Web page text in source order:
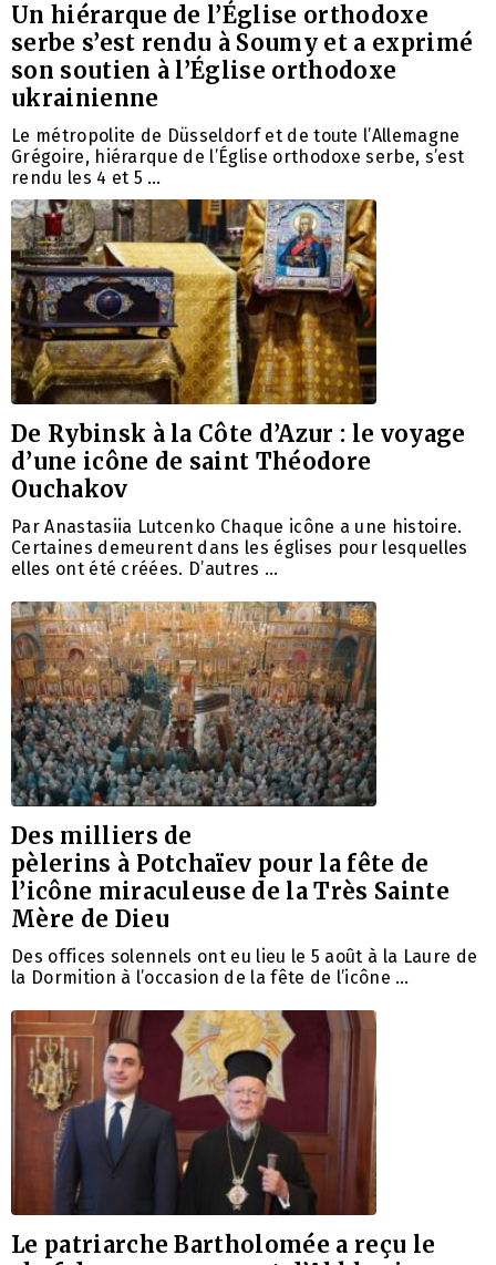
Un hiérarque de l’Église orthodoxe
serbe s’est rendu à Soumy et a exprimé
son soutien à l’Église orthodoxe
ukrainienne
Le métropolite de Düsseldorf et de toute l’Allemagne
Grégoire, hiérarque de l’Église orthodoxe serbe, s’est
rendu les 4 et 5 …
De Rybinsk à la Côte d’Azur : le voyage
d’une icône de saint Théodore
Ouchakov
Par Anastasiia Lutcenko Chaque icône a une histoire.
Certaines demeurent dans les églises pour lesquelles
elles ont été créées. D’autres …
Des milliers de
pèlerins à Potchaïev pour la fête de
l’icône miraculeuse de la Très Sainte
Mère de Dieu
Des offices solennels ont eu lieu le 5 août à la Laure de
la Dormition à l’occasion de la fête de l’icône …
Le patriarche Bartholomée a reçu le